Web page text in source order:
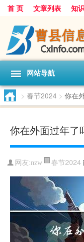
首 页 文章列表 知
网站导航
> 春节2024 > 你在
你在外面过年了
网友:nzw 春节2024